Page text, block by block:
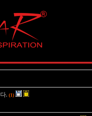
. (1)